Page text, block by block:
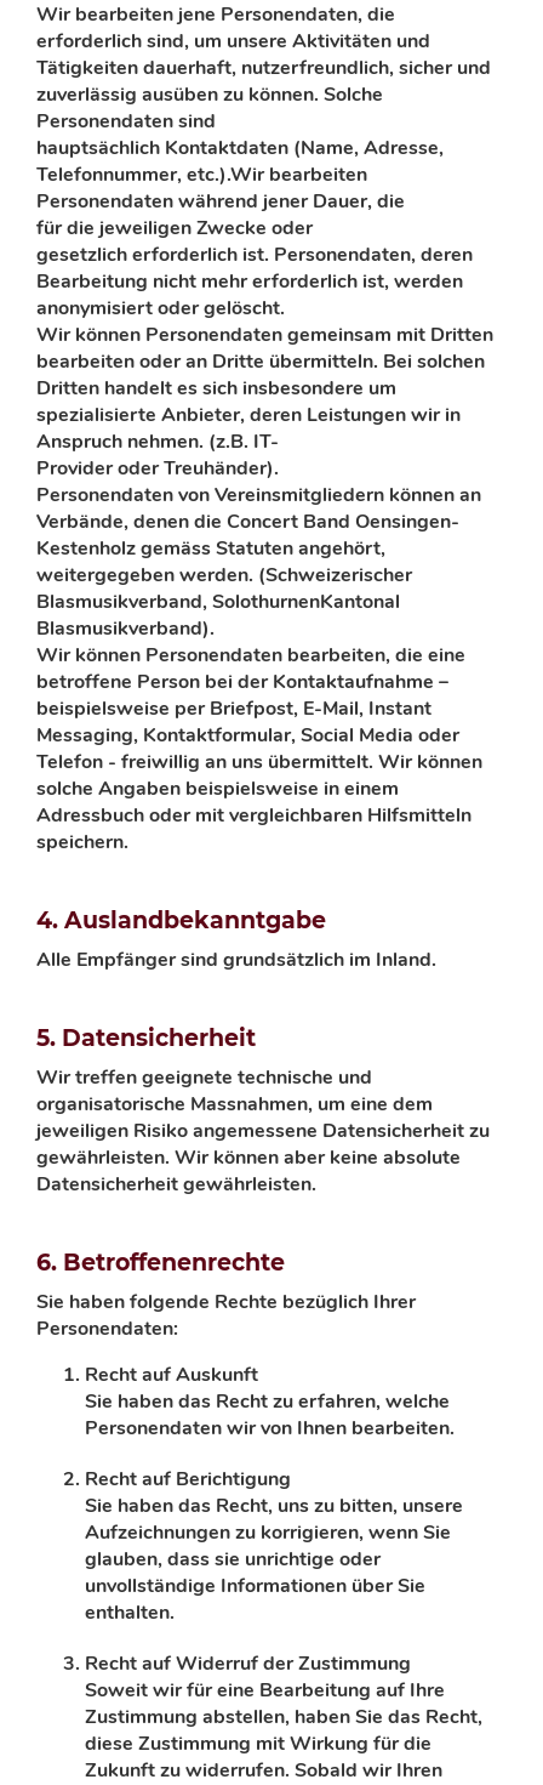
Wir bearbeiten jene Personendaten, die
erforderlich sind, um unsere Aktivitäten und
Tätigkeiten dauerhaft, nutzerfreundlich, sicher und
zuverlässig ausüben zu können. Solche
Personendatensind
hauptsächlich Kontaktdaten (Name, Adresse,
Telefonnummer, etc.).Wir bearbeiten
Personendaten während jener Dauer, die
fürdiejeweiligen Zwecke oder
gesetzlicherforderlich ist. Personendaten, deren
Bearbeitung nicht mehr erforderlich ist, werden
anonymisiert oder gelöscht.
Wir können Personendaten gemeinsam mit Dritten
bearbeiten oder an Dritte übermitteln. Bei solchen
Dritten handelt es sich insbesondere um
spezialisierte Anbieter, deren Leistungen wir in
Anspruch nehmen. (z.B. IT-
ProvideroderTreuhänder).
Personendatenvon Vereinsmitgliedern können an
Verbände, denen die Concert Band Oensingen-
Kestenholzgemäss Statutenangehört,
weitergegeben werden. (Schweizerischer
Blasmusikverband, SolothurnenKantonal
Blasmusikverband).
Wirkönnen Personendaten bearbeiten, die eine
betroffene Person bei der Kontaktaufnahme –
beispielsweise per Briefpost, E-Mail, Instant
Messaging, Kontaktformular,Social Media oder
Telefon - freiwillig an uns übermittelt. Wir können
solche Angaben beispielsweise in einem
Adressbuch oder mit vergleichbaren Hilfsmitteln
speichern.
4. Auslandbekanntgabe
Alle Empfänger sind grundsätzlich im Inland.
5. Datensicherheit
Wir treffen geeignete technische und
organisatorische Massnahmen, um eine dem
jeweiligen Risiko angemessene Datensicherheit zu
gewährleisten. Wir können aber keine absolute
Datensicherheit gewährleisten.
6. Betroffenenrechte
Sie haben folgende Rechte bezüglich Ihrer
Personendaten:
Recht auf Auskunft
Sie haben das Recht zu erfahren, welche
Personendaten wir von Ihnen bearbeiten.
Recht auf Berichtigung
Sie haben das Recht, uns zu bitten, unsere
Aufzeichnungen zu korrigieren, wenn Sie
glauben,dass sie unrichtige oder
unvollständige Informationen über Sie
enthalten.
Recht auf Widerruf der Zustimmung
Soweit wir für eine Bearbeitung auf Ihre
Zustimmung abstellen, haben Sie das Recht,
diese Zustimmung mit Wirkung für die
Zukunft zu widerrufen. Sobald wir Ihren